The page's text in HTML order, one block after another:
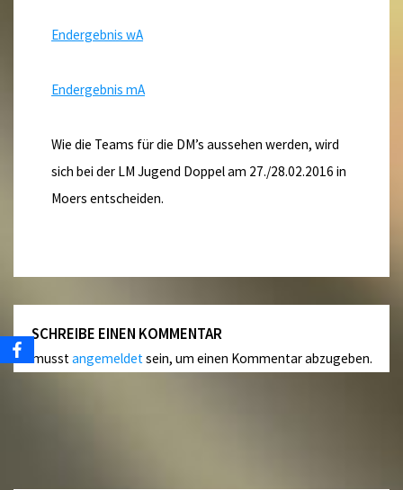
Endergebnis wA
Endergebnis mA
Wie die Teams für die DM’s aussehen werden, wird
sich bei der LM Jugend Doppel am 27./28.02.2016 in
Moers entscheiden.
SCHREIBE EINEN KOMMENTAR
Du musstangemeldet sein, um einen Kommentar abzugeben.